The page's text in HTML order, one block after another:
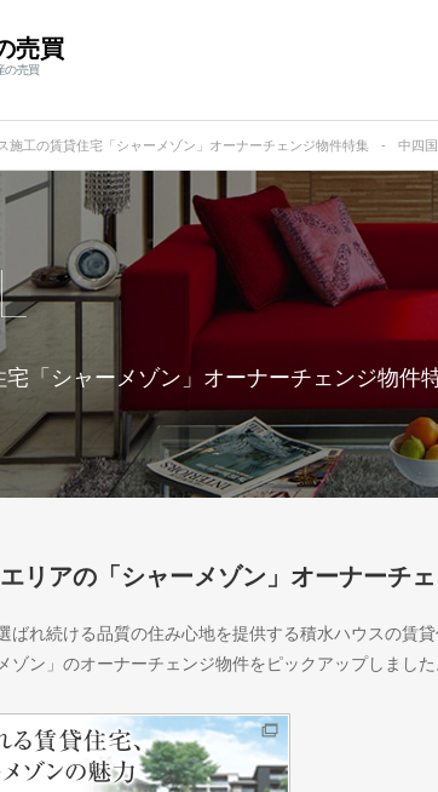
売買
の売買
施工の賃貸住宅「シャーメゾン」オーナーチェンジ物件特集 中四
「シャーメゾン」オーナーチェンジ物件
リアの「シャーメゾン」オーナーチ
ばれ続ける品質の住み心地を提供する積水ハウスの賃
ゾン」のオーナーチェンジ物件をピックアップしました